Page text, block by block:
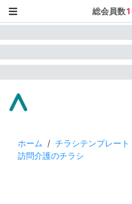
総会員数
ホーム / チラシテンプレート
訪問介護のチラシ